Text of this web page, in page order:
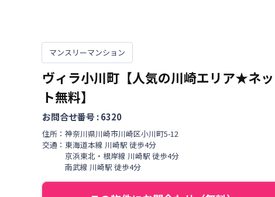
マンスリーマンション
ヴィラ小川町【人気の川崎エリア★ネッ
ト無料】
お問合せ番号 :6320
住所： 神奈川県川崎市川崎区小川町5-12
交通： 東海道本線 川崎駅 徒歩4分
京浜東北・根岸線 川崎駅 徒歩4分
南武線 川崎駅 徒歩4分